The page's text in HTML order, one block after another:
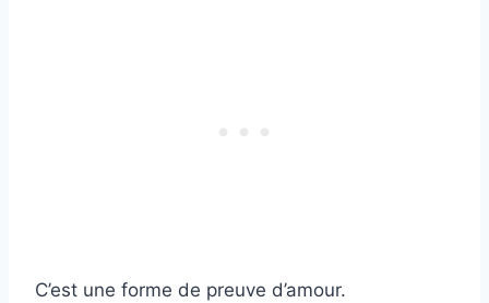
C’est une forme de preuve d’amour.